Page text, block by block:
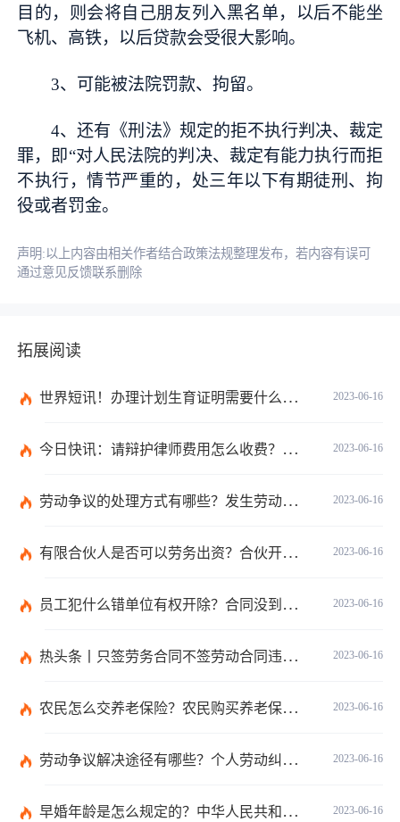
目的，则会将自己朋友列入黑名单，以后不能坐
飞机、高铁，以后贷款会受很大影响。
3、可能被法院罚款、拘留。
4、还有《刑法》规定的拒不执行判决、裁定
罪，即“对人民法院的判决、裁定有能力执行而拒
不执行，情节严重的，处三年以下有期徒刑、拘
役或者罚金。
声明:以上内容由相关作者结合政策法规整理发布，若内容有误可
通过意见反馈联系删除
拓展阅读
2023-06-16
世界短讯！办理计划生育证明需要什么材料？深圳市出生入户计划生育证明如何办理？
2023-06-16
今日快讯：请辩护律师费用怎么收费？律师费是先付还是后付？
2023-06-16
劳动争议的处理方式有哪些？发生劳动纠纷应该先找谁？-世界时讯
2023-06-16
有限合伙人是否可以劳务出资？合伙开公司股权如何分配？-世界微速讯
2023-06-16
员工犯什么错单位有权开除？合同没到期单位解除合同怎么赔偿？ 全球快讯
2023-06-16
热头条丨只签劳务合同不签劳动合同违法吗？劳务合同最长不得超过多久？
2023-06-16
农民怎么交养老保险？农民购买养老保险可以携带哪些证件？
2023-06-16
劳动争议解决途径有哪些？个人劳动纠纷怎样解决？|天天头条
2023-06-16
早婚年龄是怎么规定的？中华人民共和国民法典第一千零四十八条是什么？